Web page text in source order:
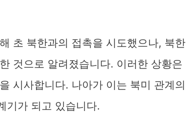
초 북한과의 접촉을 시도했으나, 북한
것으로 알려졌습니다. 이러한 상황은
시사합니다. 나아가 이는 북미 관계의
기가 되고 있습니다.